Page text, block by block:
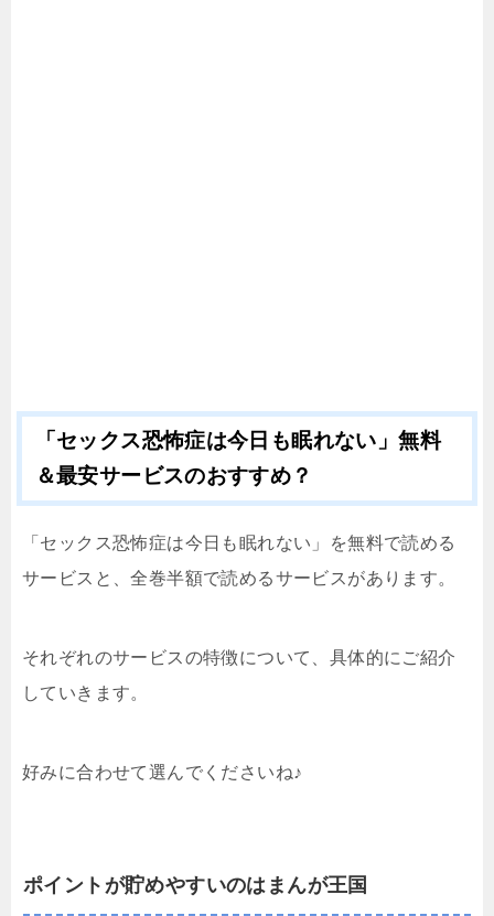
「セックス恐怖症は今日も眠れない」無料
＆最安サービスのおすすめ？
「セックス恐怖症は今日も眠れない」を無料で読める
サービスと、全巻半額で読めるサービスがあります。
それぞれのサービスの特徴について、具体的にご紹介
していきます。
好みに合わせて選んでくださいね♪
ポイントが貯めやすいのはまんが王国